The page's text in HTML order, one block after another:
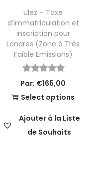
Ulez – Taxe
d’immatriculation et
inscription pour
Londres (Zone à Très
Faible Emissions)
Par: €165,00
Select options
Ajouter à la Liste
de Souhaits